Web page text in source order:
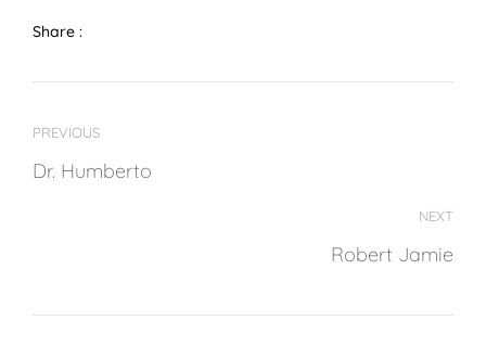
Share :
PREVIOUS
Dr. Humberto
NEXT
Robert Jamie